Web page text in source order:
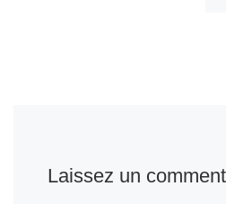
Laissez un